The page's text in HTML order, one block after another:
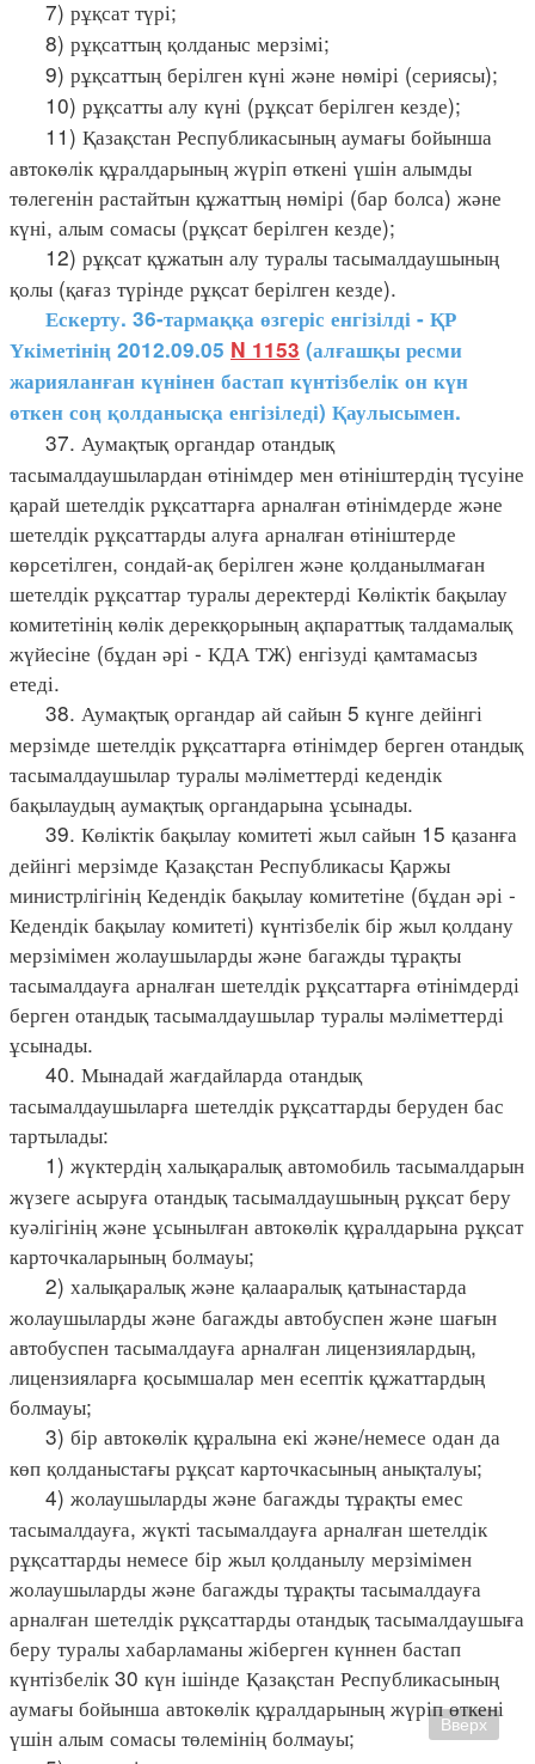
7) рұқсат түрі;
8) рұқсаттың қолданыс мерзімі;
9) рұқсаттың берілген күні және нөмірі (сериясы);
10) рұқсатты алу күні (рұқсат берілген кезде);
11) Қазақстан Республикасының аумағы бойынша
автокөлік құралдарының жүріп өткені үшін алымды
төлегенін растайтын құжаттың нөмірі (бар болса) және
күні, алым сомасы (рұқсат берілген кезде);
12) рұқсат құжатын алу туралы тасымалдаушының
қолы (қағаз түрінде рұқсат берілген кезде).
Ескерту. 36-тармаққа өзгеріс енгізілді - ҚР
Үкіметінің 2012.09.05 N 1153 (алғашқы ресми
жарияланған күнінен бастап күнтізбелік он күн
өткен соң қолданысқа енгізіледі) Қаулысымен.
37. Аумақтық органдар отандық
тасымалдаушылардан өтінімдер мен өтініштердің түсуіне
қарай шетелдік рұқсаттарға арналған өтінімдерде және
шетелдік рұқсаттарды алуға арналған өтініштерде
көрсетілген, сондай-ақ берілген және қолданылмаған
шетелдік рұқсаттар туралы деректерді Көліктік бақылау
комитетінің көлік дерекқорының ақпараттық талдамалық
жүйесіне (бұдан әрі - КДА ТЖ) енгізуді қамтамасыз
етеді.
38. Аумақтық органдар ай сайын 5 күнге дейінгі
мерзімде шетелдік рұқсаттарға өтінімдер берген отандық
тасымалдаушылар туралы мәліметтерді кедендік
бақылаудың аумақтық органдарына ұсынады.
39. Көліктік бақылау комитеті жыл сайын 15 қазанға
дейінгі мерзімде Қазақстан Республикасы Қаржы
министрлігінің Кедендік бақылау комитетіне (бұдан әрі -
Кедендік бақылау комитеті) күнтізбелік бір жыл қолдану
мерзімімен жолаушыларды және багажды тұрақты
тасымалдауға арналған шетелдік рұқсаттарға өтінімдерді
берген отандық тасымалдаушылар туралы мәліметтерді
ұсынады.
40. Мынадай жағдайларда отандық
тасымалдаушыларға шетелдік рұқсаттарды беруден бас
тартылады:
1) жүктердің халықаралық автомобиль тасымалдарын
жүзеге асыруға отандық тасымалдаушының рұқсат беру
куәлігінің және ұсынылған автокөлік құралдарына рұқсат
карточкаларының болмауы;
2) халықаралық және қалааралық қатынастарда
жолаушыларды және багажды автобуспен және шағын
автобуспен тасымалдауға арналған лицензиялардың,
лицензияларға қосымшалар мен есептік құжаттардың
болмауы;
3) бір автокөлік құралына екі және/немесе одан да
көп қолданыстағы рұқсат карточкасының анықталуы;
4) жолаушыларды және багажды тұрақты емес
тасымалдауға, жүкті тасымалдауға арналған шетелдік
рұқсаттарды немесе бір жыл қолданылу мерзімімен
жолаушыларды және багажды тұрақты тасымалдауға
арналған шетелдік рұқсаттарды отандық тасымалдаушыға
беру туралы хабарламаны жіберген күннен бастап
күнтізбелік 30 күн ішінде Қазақстан Республикасының
аумағы бойынша автокөлік құралдарының жүріп өткені
үшін алым сомасы төлемінің болмауы;
Вверх